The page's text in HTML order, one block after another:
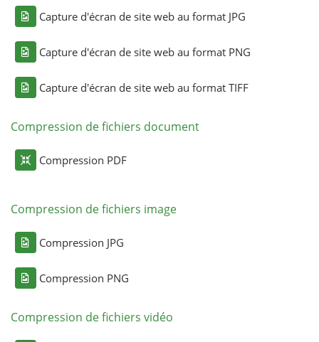
Capture d'écran de site web au format JPG
Capture d'écran de site web au format PNG
Capture d'écran de site web au format TIFF
Compression de fichiers document
Compression PDF
Compression de fichiers image
Compression JPG
Compression PNG
Compression de fichiers vidéo